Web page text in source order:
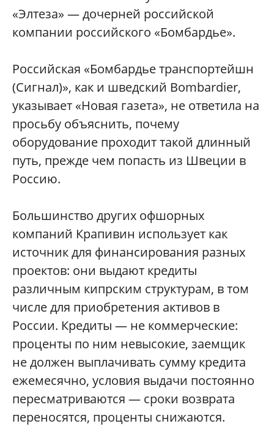
«Элтеза» — дочерней российской
компании российского «Бомбардье».
Российская «Бомбардье транспортейшн
(Сигнал)», как и шведский Bombardier,
указывает «Новая газета», не ответила на
просьбу объяснить, почему
оборудование проходит такой длинный
путь, прежде чем попасть из Швеции в
Россию.
Большинство других офшорных
компаний Крапивин использует как
источник для финансирования разных
проектов: они выдают кредиты
различным кипрским структурам, в том
числе для приобретения активов в
России. Кредиты — не коммерческие:
проценты по ним невысокие, заемщик
не должен выплачивать сумму кредита
ежемесячно, условия выдачи постоянно
пересматриваются — сроки возврата
переносятся, проценты снижаются.